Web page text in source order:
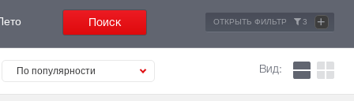
ОТКРЫТЬ ФИЛЬТР 3 +
По популярности Вид: